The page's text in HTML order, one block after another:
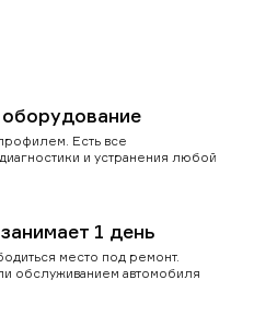
Есть все
и устранения любой
1 день
место под ремонт.
обслуживанием автомобиля